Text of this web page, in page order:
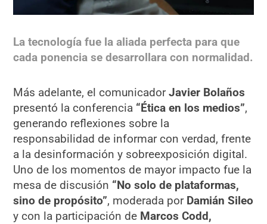
La tecnología fue la aliada perfecta para que
cada ponencia se desarrollara con normalidad.
Más adelante, el comunicadorJavier Bolaños
presentó la conferencia “Ética en los medios”,
generando reflexiones sobre la
responsabilidad de informar con verdad, frente
a la desinformación y sobreexposición digital.
Uno de los momentos de mayor impacto fue la
mesa de discusión “No solo de plataformas,
sino de propósito”, moderada por Damián Sileo
y con la participación de Marcos Codd,